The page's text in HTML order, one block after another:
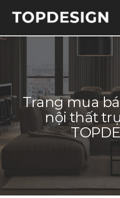
Trang mua
nội thất